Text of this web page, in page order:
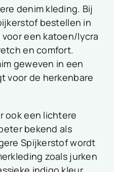
denim kleding. Bij
bestellen in
voor een katoen/lycra
en comfort.
geweven in een
voor de herkenbare
ook een lichtere
bekend als
Spijkerstof wordt
zoals jurken